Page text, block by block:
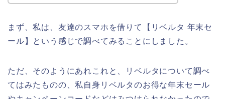
まず、私は、友達のスマホを借りて【リベルタ 年末セ
ール】という感じで調べてみることにしました。
ただ、そのようにあれこれと、リベルタについて調べ
てはみたものの、私自身リベルタのお得な年末セール